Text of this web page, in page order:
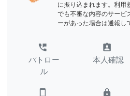
に振り込まれます。利用
でも不審な内容のサービ
ーがあった場合は通報し
perm_phone_msg
パトロー
ル
assignment_ind
本人確認
smartphone lock